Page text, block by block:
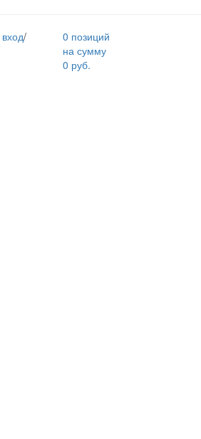
вход/
0 позиций
на сумму
0 руб.